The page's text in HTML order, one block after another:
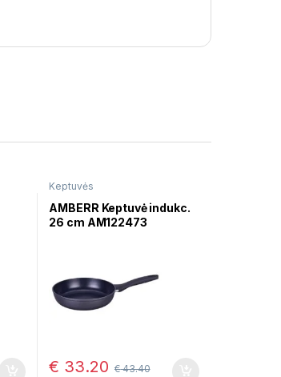
Keptuvės
AMBERR Keptuvė indukc.
26 cm AM122473
€ 33.20 €43.40